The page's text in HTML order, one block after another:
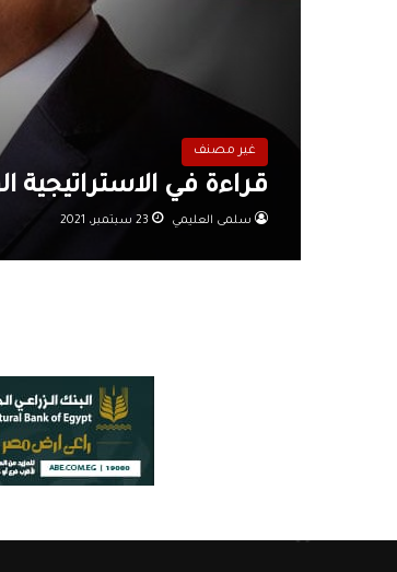
غير مصنف
قراءة في الاستراتيجية
سلمى العليمي 23 سبتمبر، 2021